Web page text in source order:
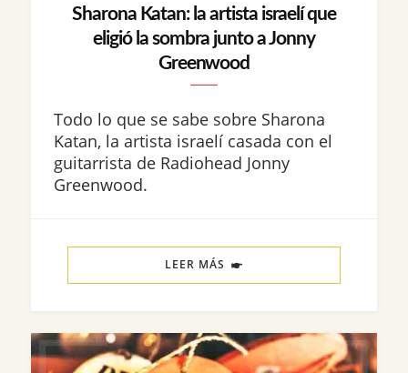
Sharona Katan: la artista israelí que
eligió la sombra junto a Jonny
Greenwood
Todo lo que se sabe sobre Sharona
Katan, la artista israelí casada con el
guitarrista de Radiohead Jonny
Greenwood.
LEER MÁS